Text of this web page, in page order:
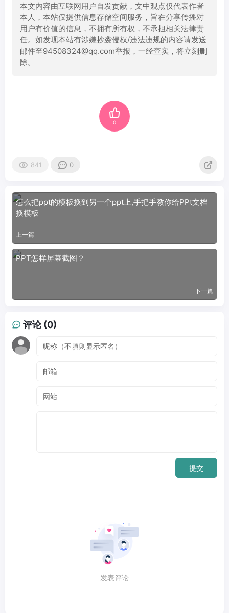
本文内容由互联网用户自发贡献，文中观点仅代表作者
本人，本站仅提供信息存储空间服务，旨在分享传播对
用户有价值的信息，不拥有所有权，不承担相关法律责
任。如发现本站有涉嫌抄袭侵权/违法违规的内容请发送
邮件至94508324@qq.com举报，一经查实，将立刻删
除。
0
841 0
怎么把ppt的模板换到另一个ppt上,手把手教你给PPt文档
换模板
上一篇
PPT怎样屏幕截图？
下一篇
评论 (0)
提交
发表评论